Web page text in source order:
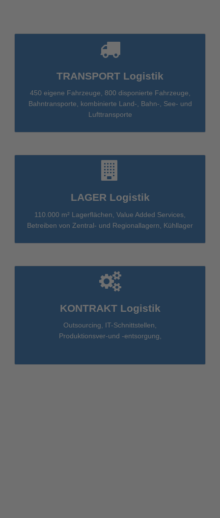
TRANSPORT Logistik
450 eigene Fahrzeuge, 800 disponierte Fahrzeuge,
Bahntransporte, kombinierte Land-, Bahn-, See- und
Lufttransporte
LAGER Logistik
110.000 m² Lagerflächen, Value Added Services,
Betreiben von Zentral- und Regionallagern, Kühllager
KONTRAKT Logistik
Outsourcing, IT-Schnittstellen,
Produktionsver-und -entsorgung,